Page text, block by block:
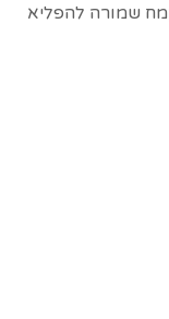
שמורה להפליא